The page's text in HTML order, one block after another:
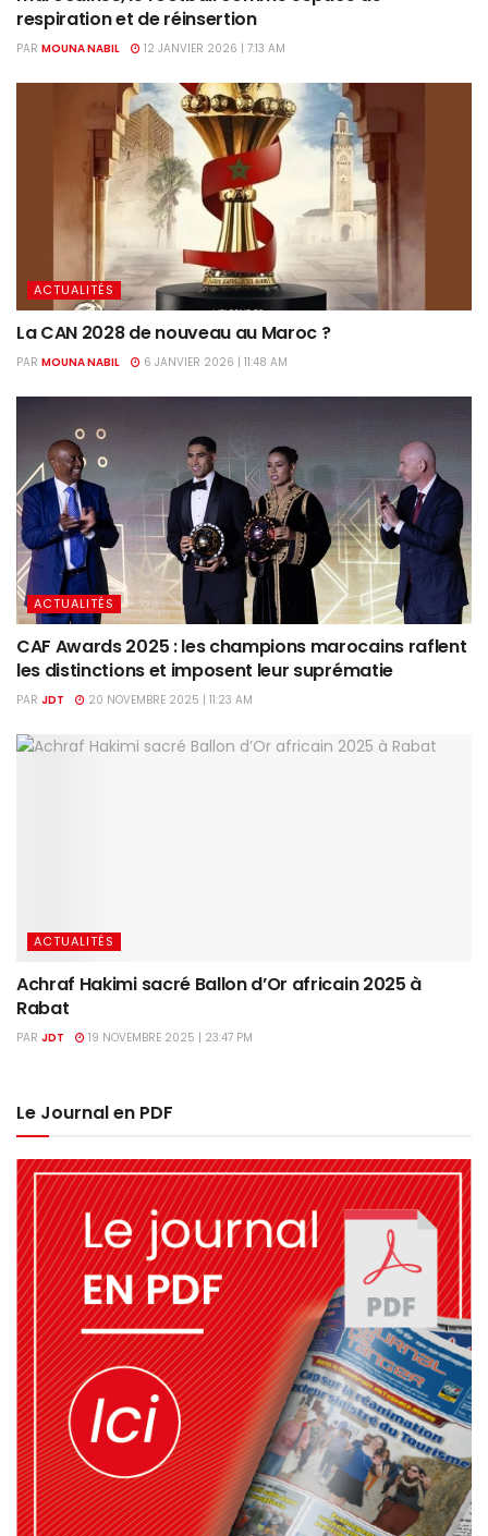
respiration et de réinsertion
PAR MOUNA NABIL 12 JANVIER 2026 | 7:13 AM
ACTUALITÉS
La CAN 2028 de nouveau au Maroc ?
PAR MOUNA NABIL 6 JANVIER 2026 | 11:48 AM
ACTUALITÉS
CAF Awards 2025 : les champions marocains raflent
les distinctions et imposent leur suprématie
PAR JDT 20 NOVEMBRE 2025 | 11:23 AM
ACTUALITÉS
Achraf Hakimi sacré Ballon d’Or africain 2025 à
Rabat
PAR JDT 19 NOVEMBRE 2025 | 23:47 PM
Le Journal en PDF